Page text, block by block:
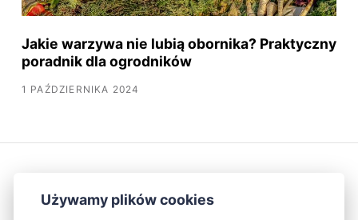
Jakie warzywa nie lubią obornika? Praktyczny
poradnik dla ogrodników
1 PAŹDZIERNIKA 2024
Używamy plików cookies